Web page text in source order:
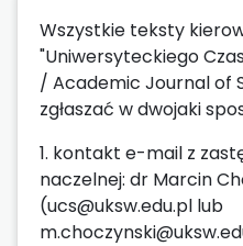
Wszystkie teksty
"Uniwersyteckiego
/ Academic Journal of
zgłaszać w dwojaki
1. kontakt e-mail z
naczelnej: dr Marcin
(ucs@uksw.edu.pl lub